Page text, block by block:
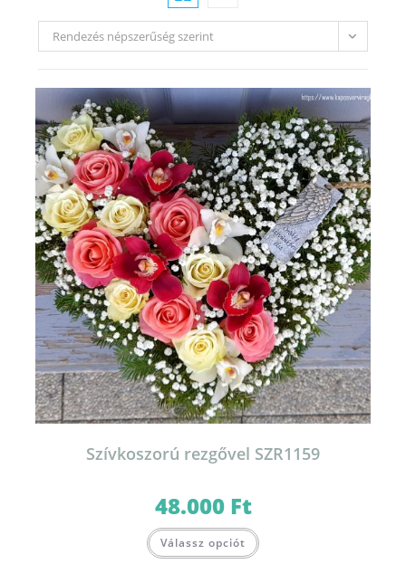
Rendezés népszerűség szerint
Szívkoszorú rezgővel SZR1159
48.000 Ft
Válassz opciót